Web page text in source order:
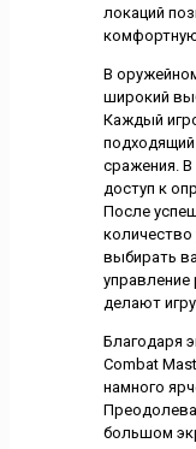
локаций
В
широкий
Каждый
сражения.
доступ к
После
количество
выбирать
делают
Благодаря
Combat
намного
большом